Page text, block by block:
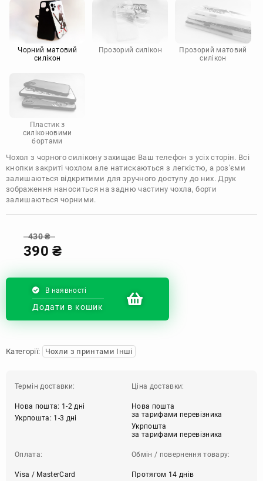
Motorola
Чорний матовий
силікон
Прозорий силікон
Прозорий матовий
силікон
Пластик з
силіконовими
бортами
Чохол з чорного силікону захищає Ваш телефон з усіх сторін. Всі
кнопки закриті чохлом але натискаються з легкістю, а роз'єми
залишаються відкритими для зручного доступу до них. Друк
зображення наноситься на задню частину чохла, борти
залишаються чорними.
430₴
390₴
В наявності
Додати в кошик
Категорії: Чохли з принтами Інші
Термін доставки:
Нова пошта: 1-2 дні
Укрпошта: 1-3 дні
Ціна доставки:
Нова пошта
за тарифами перевізника
Укрпошта
за тарифами перевізника
Оплата:
Visa / MasterCard
Обмін / повернення товару:
Протягом 14 днів